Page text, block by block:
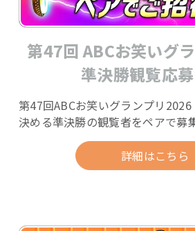
第47回 ABCお笑いグ
準決勝観覧応募
第47回ABCお笑いグランプリ
決める準決勝の観覧者をペアで募
詳細はこちら